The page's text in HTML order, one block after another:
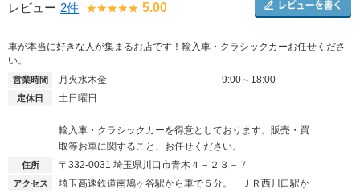
レビュー 2件 5.00
車が本当に好きな人が集まるお店です！輸入車・クラシックカーお任せくださ
い。
営業時間 月火水木金 9:00～18:00
定休日 土日曜日
輸入車・クラシックカーを得意としております。販売・買
取等お車に関すること、お任せください。
住所 〒332-0031 埼玉県川口市青木４－２３－７
アクセス
埼玉高速鉄道南鳩ヶ谷駅から車で５分。 ＪＲ西川口駅か